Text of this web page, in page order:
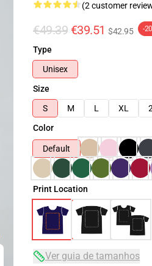
(2 customer
€49.39 €39.51 $42.95 -
Type
Unisex
Size
S
M L XL
Color
Default
Print Location
Ver guia de tamanhos